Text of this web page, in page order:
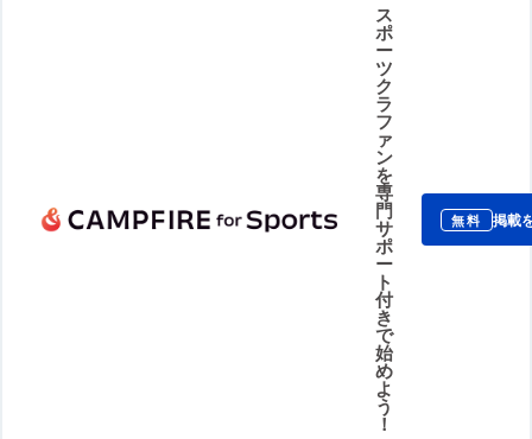
ス
ポ
ー
ツ
ク
ラ
フ
ァ
ン
を
専
門
サ
ポ
ー
ト
付
き
で
始
め
よ
う
！
無料 掲載